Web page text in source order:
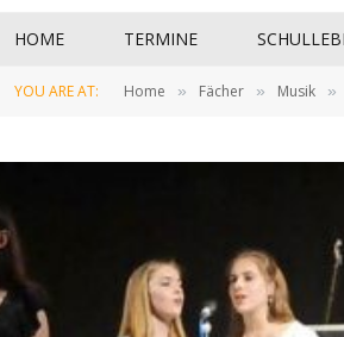
HOME TERMINE
YOU ARE AT: Home » Fächer » Musik »